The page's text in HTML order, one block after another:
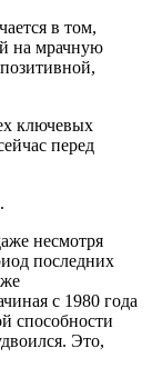
в том,
на мрачную
ключевых
перед
несмотря
последних
с 1980 года
способности
Это,